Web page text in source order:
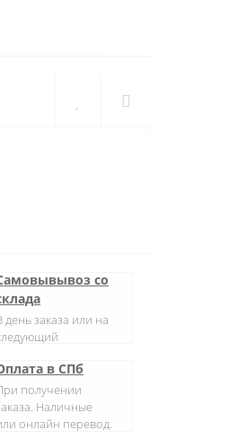
со
день заказа или на
в СПб
получении
Наличные
онлайн перевод.